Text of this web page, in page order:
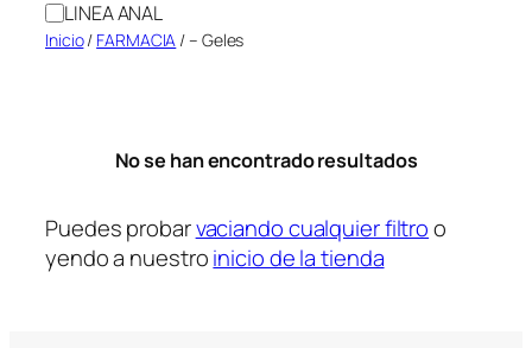
r
í
LINEA ANAL
Inicio/ FARMACIA / – Geles
No se han encontrado resultados
Puedes probarvaciando cualquier filtroo
yendo a nuestroinicio de la tienda